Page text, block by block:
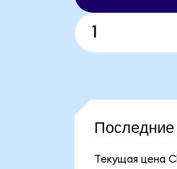
Текущая цена